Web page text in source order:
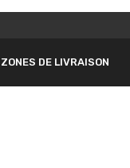
ZONES DE LIVRAISON